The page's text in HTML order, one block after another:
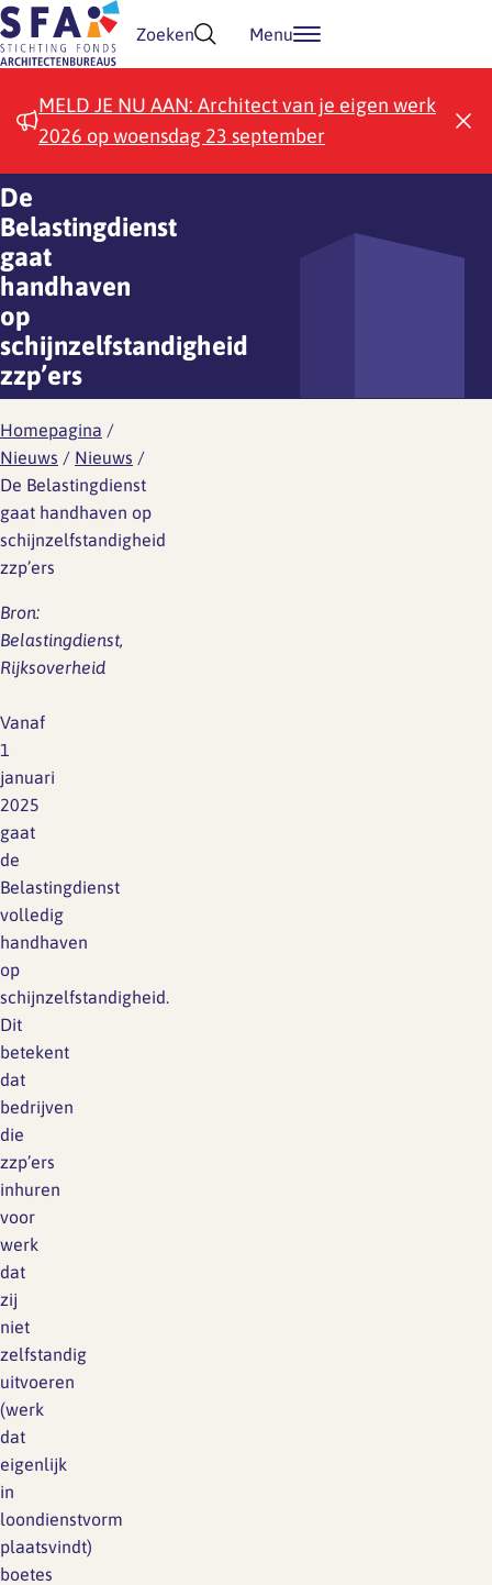
Doorgaan naar inhoud
Zoeken Menu
MELD JE NU AAN: Architect van je eigen werk
2026 op woensdag 23 september
De
Belastingdienst
gaat
handhaven
op
schijnzelfstandigheid
zzp’ers
Homepagina /
Nieuws / Nieuws /
De Belastingdienst
gaat handhaven op
schijnzelfstandigheid
zzp’ers
Bron:
Belastingdienst,
Rijksoverheid
Vanaf
1
januari
2025
gaat
de
Belastingdienst
volledig
handhaven
op
schijnzelfstandigheid.
Dit
betekent
dat
bedrijven
die
zzp’ers
inhuren
voor
werk
dat
zij
niet
zelfstandig
uitvoeren
(werk
dat
eigenlijk
in
loondienstvorm
plaatsvindt)
boetes